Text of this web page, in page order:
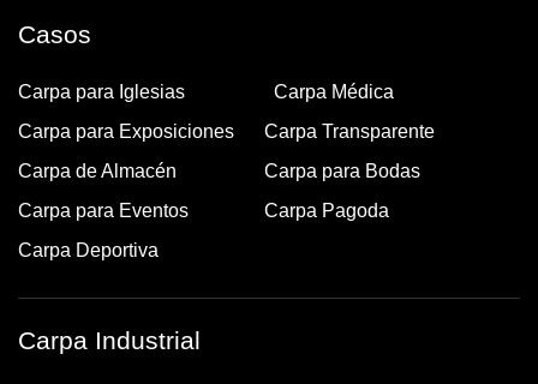
Casos
Carpa para Iglesias
Carpa Médica
Carpa para Exposiciones
Carpa Transparente
Carpa de Almacén
Carpa para Bodas
Carpa para Eventos
Carpa Pagoda
Carpa Deportiva
Carpa Industrial